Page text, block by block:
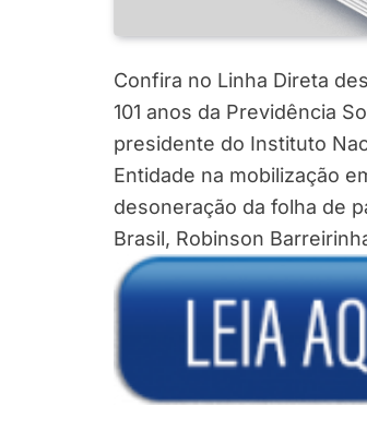
Confira no Linha Direta
101 anos da Previdência
presidente do Instituto
Entidade na mobilização
desoneração da folha de
Brasil, Robinson